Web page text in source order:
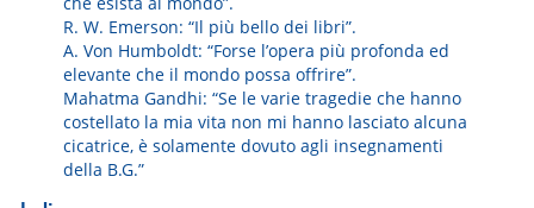
R. W. Emerson: “Il più bello dei libri”.
A. Von Humboldt: “Forse l’opera più profonda ed
elevante che il mondo possa offrire”.
Mahatma Gandhi: “Se le varie tragedie che hanno
costellato la mia vita non mi hanno lasciato alcuna
cicatrice, è solamente dovuto agli insegnamenti
della B.G.”